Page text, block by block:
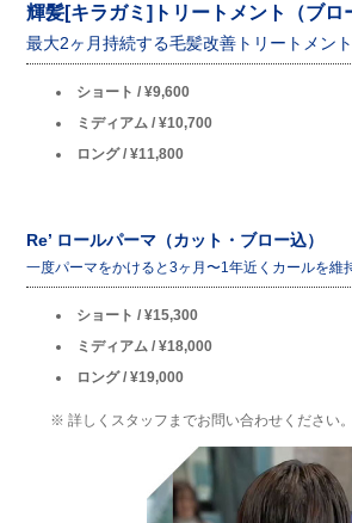
輝髪[キラガミ]トリートメント（ブロ
最大2ヶ月持続する毛髪改善トリートメント
ショート / ¥9,600
ミディアム / ¥10,700
ロング / ¥11,800
Re’ ロールパーマ（カット・ブロー込）
一度パーマをかけると3ヶ月〜1年近くカールを維
ショート / ¥15,300
ミディアム / ¥18,000
ロング / ¥19,000
※ 詳しくスタッフまでお問い合わせください。